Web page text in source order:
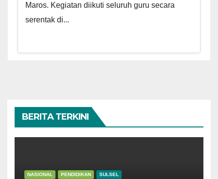
Maros. Kegiatan diikuti seluruh guru secara
serentak di...
BERITA TERKINI
NASIONAL PENDIDIKAN SULSEL